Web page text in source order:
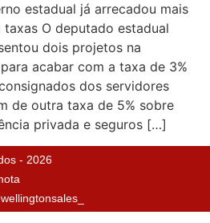
estadual já arrecadou mais
O deputado estadual
dois projetos na
acabar com a taxa de 3%
dos servidores
de outra taxa de 5% sobre
privada e seguros […]
- 2026